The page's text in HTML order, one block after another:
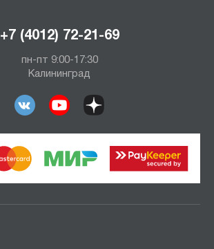
+7 (4012) 72-21-69
пн-пт 9:00-17:30
Калининград